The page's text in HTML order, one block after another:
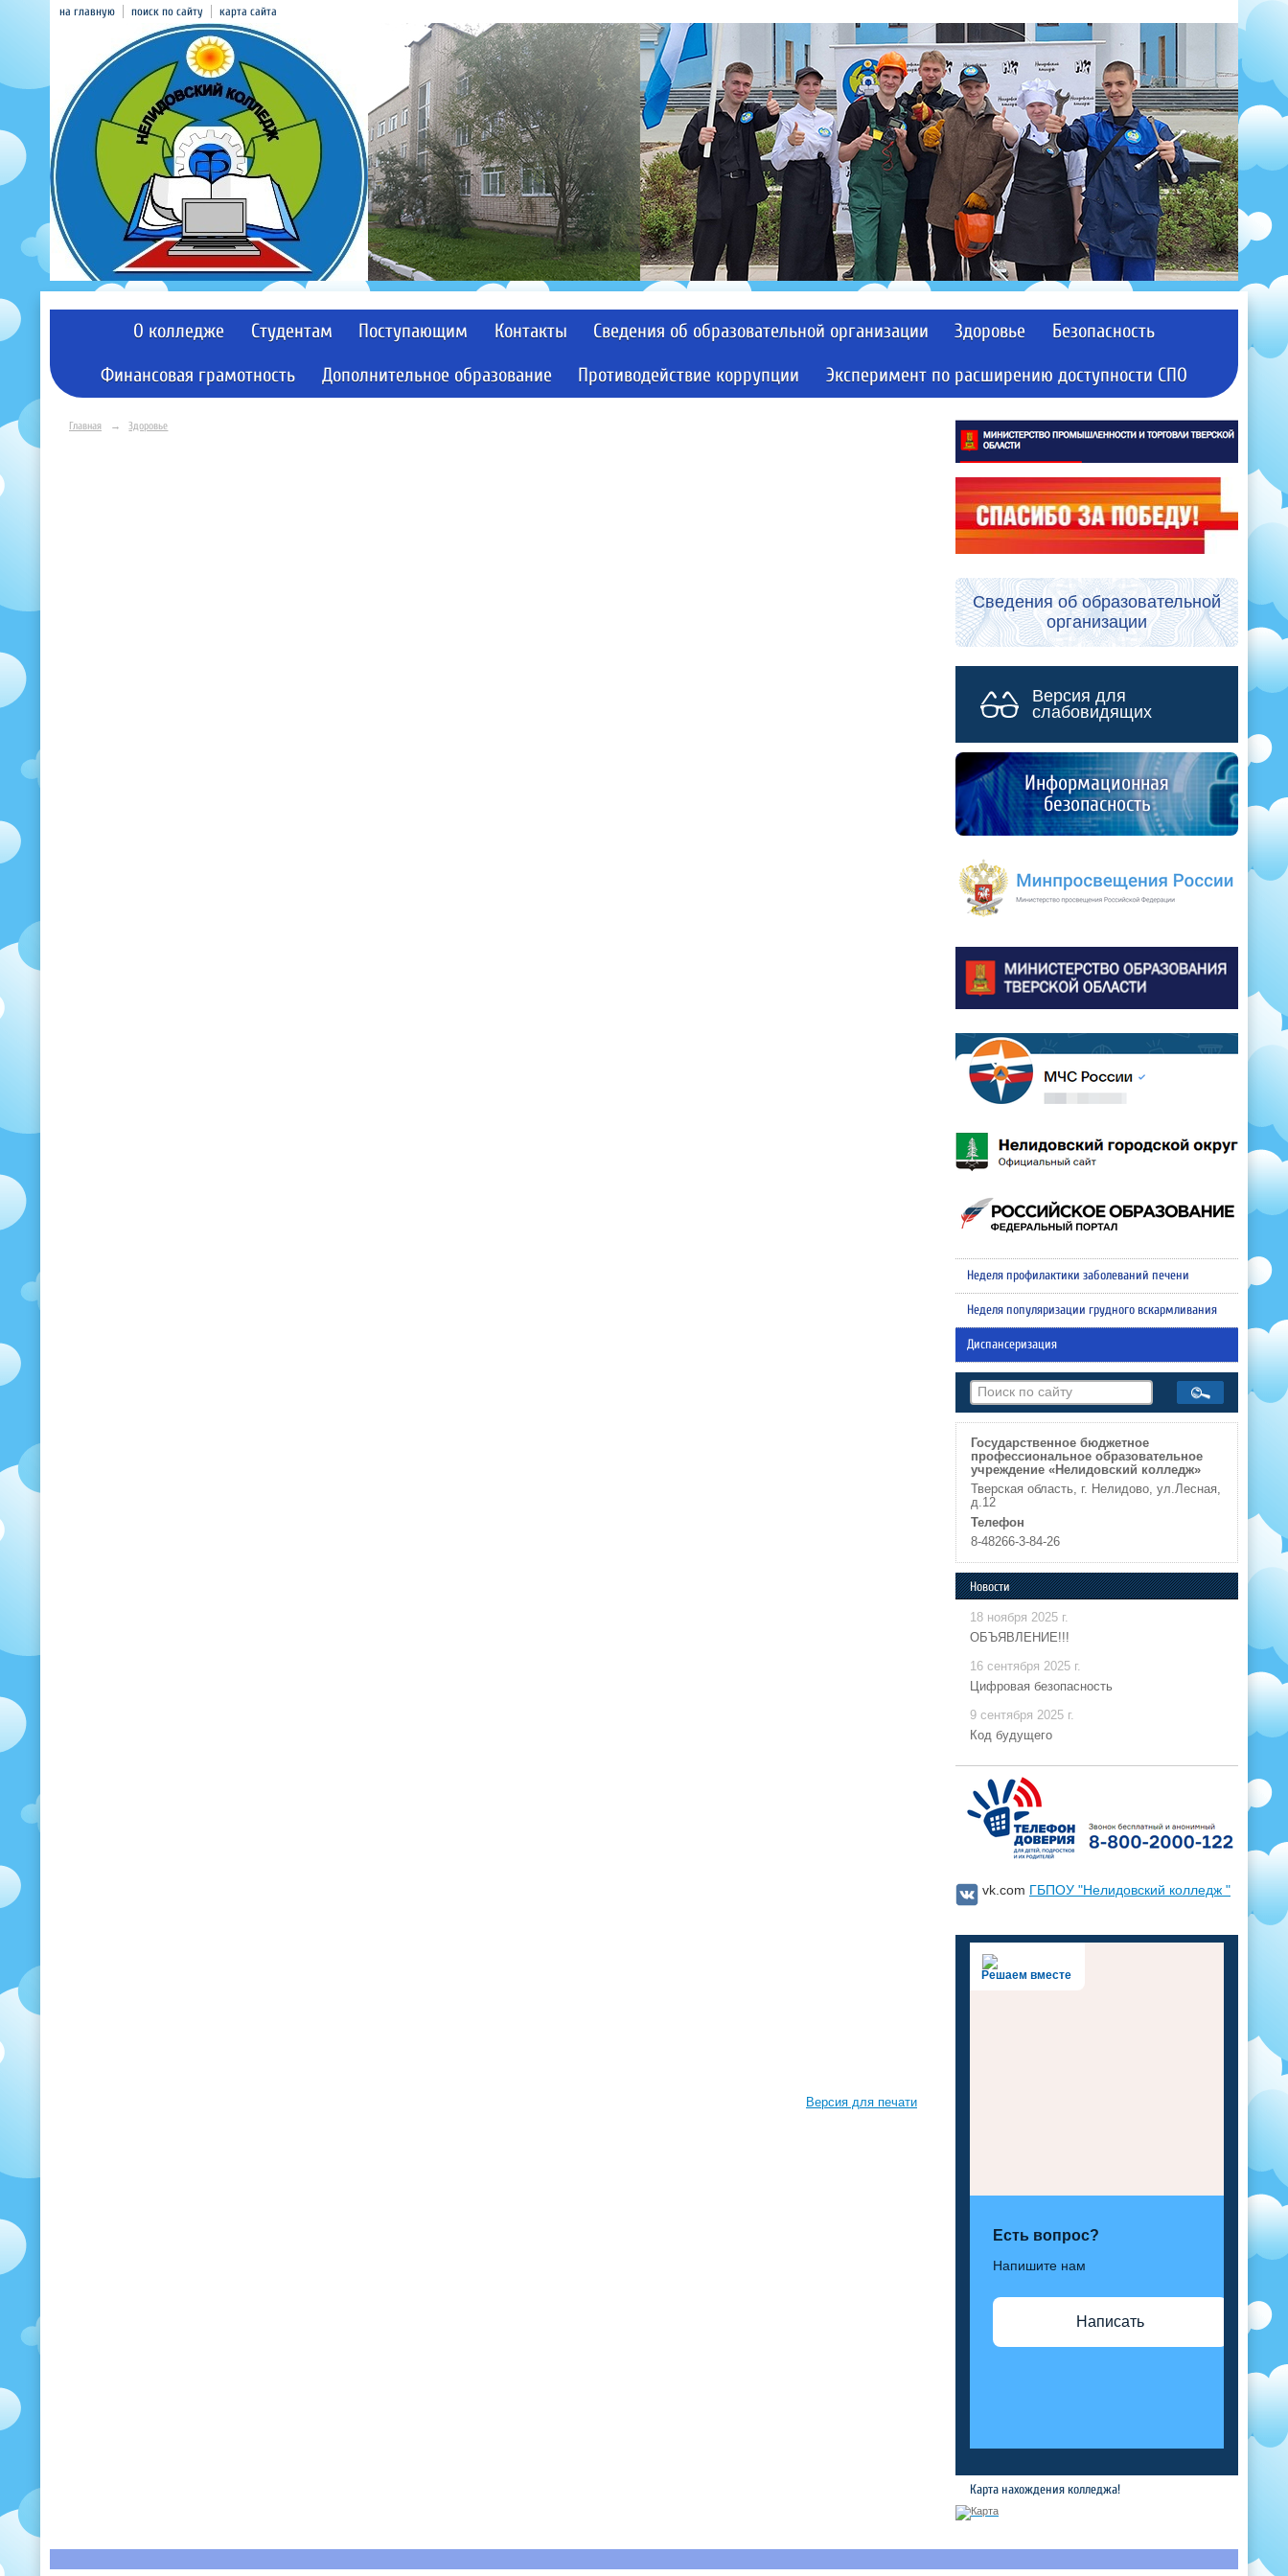
на главную поиск по сайту карта сайта
О колледже Студентам Поступающим Контакты Сведения об образовательной организации Здоровье
Безопасность
Финансовая грамотность
Дополнительное образование Противодействие коррупции Эксперимент по расширению доступности СПО
Главная → Здоровье
Версия для печати
Сведения об образовательной
организации
Версия для
слабовидящих
Информационная
безопасность
Неделя профилактики заболеваний печени
Неделя популяризации грудного вскармливания
Диспансеризация
Государственное бюджетное
профессиональное образовательное
учреждение «Нелидовский колледж»
Тверская область, г. Нелидово, ул.Лесная,
д.12
Телефон
8-48266-3-84-26
Новости
18 ноября 2025 г.
ОБЪЯВЛЕНИЕ!!!
16 сентября 2025 г.
Цифровая безопасность
9 сентября 2025 г.
Код будущего
vk.com ГБПОУ "Нелидовский колледж "
Решаем вместе
Есть вопрос?
Напишите нам
Написать
Карта нахождения колледжа!